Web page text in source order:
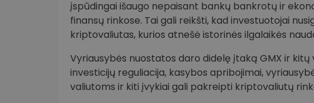
įspūdingai išaugo nepaisant bankų bankrotų ir
finansų rinkose. Tai gali reikšti, kad investuotojai
kriptovaliutas, kurios atnešė istorinės ilgalaikės
Vyriausybės nuostatos daro didelę įtaką GMX ir kitų
investicijų reguliacija, kasybos apribojimai,
valiutoms ir kiti įvykiai gali pakreipti kriptovaliutų